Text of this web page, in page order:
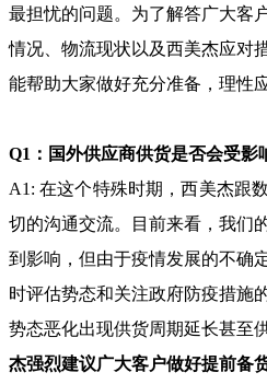
最担忧的问题。为了解答广大客
情况、物流现状以及西美杰应对
能帮助大家做好充分准备，理性
Q1 ：国外供应商供货是否会受影
A1 :在这个特殊时期，西美杰跟
切的沟通交流。目前来看，我们
到影响，但由于疫情发展的不确
时评估势态和关注政府防疫措施
势态恶化出现供货周期延长甚至
杰强烈建议广大客户做好提前备货